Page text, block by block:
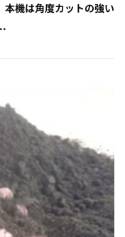
本機は角度カットの強い